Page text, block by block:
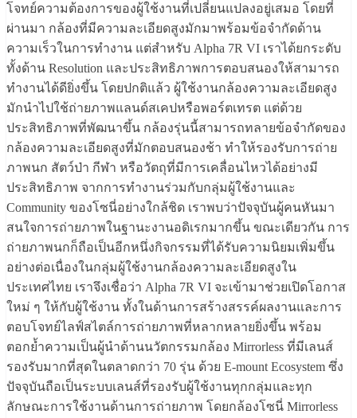
โจทย์ความต้องการของผู้ใช้งานที่เปลี่ยนแปลงอยู่เสมอ โดยที่
ผ่านมา กล้องที่มีความละเอียดสูงมักมาพร้อมข้อจำกัดด้าน
ความเร็วในการทำงาน แต่สำหรับ Alpha 7R VI เราได้ยกระดับ
ทั้งด้าน Resolution และประสิทธิภาพการตอบสนองให้สามารถ
ทำงานได้ดียิ่งขึ้น โดยปกติแล้ว ผู้ใช้งานกล้องความละเอียดสูง
มักนำไปใช้ถ่ายภาพแลนด์สเคปหรือพอร์ตเทรต แต่ด้วย
ประสิทธิภาพที่พัฒนาขึ้น กล้องรุ่นนี้สามารถทลายข้อจำกัดของ
กล้องความละเอียดสูงที่มักตอบสนองช้า ทำให้รองรับการถ่าย
ภาพนก สัตว์ป่า กีฬา หรือวัตถุที่มีการเคลื่อนไหวได้อย่างมี
ประสิทธิภาพ จากการทำงานร่วมกับกลุ่มผู้ใช้งานและ
Community ของโซนี่อย่างใกล้ชิด เราพบว่าปัจจุบันผู้คนหันมา
สนใจการถ่ายภาพในฐานะงานอดิเรกมากขึ้น ขณะเดียวกัน การ
ถ่ายภาพนกก็ถือเป็นอีกหนึ่งกิจกรรมที่ได้รับความนิยมเพิ่มขึ้น
อย่างต่อเนื่องในกลุ่มผู้ใช้งานกล้องความละเอียดสูงใน
ประเทศไทย เราจึงเชื่อว่า Alpha 7R VI จะเข้ามาช่วยเปิดโอกาส
ใหม่ ๆ ให้กับผู้ใช้งาน ทั้งในด้านการสร้างสรรค์ผลงานและการ
ตอบโจทย์ไลฟ์สไตล์การถ่ายภาพที่หลากหลายยิ่งขึ้น พร้อม
ตอกย้ำความเป็นผู้นำด้านนวัตกรรมกล้อง Mirrorless ที่มีเลนส์
รองรับมากที่สุดในตลาดกว่า 70 รุ่น ด้วย E-mount Ecosystem ซึ่ง
ปัจจุบันถือเป็นระบบเลนส์ที่รองรับผู้ใช้งานทุกกลุ่มและทุก
ลักษณะการใช้งานด้านการถ่ายภาพ โดยกล้องโซนี่ Mirrorless